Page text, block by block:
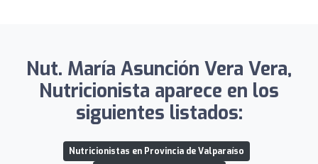
Nut. María Asunción Vera Vera,
Nutricionista aparece en los
siguientes listados:
Nutricionistas en Provincia de Valparaíso